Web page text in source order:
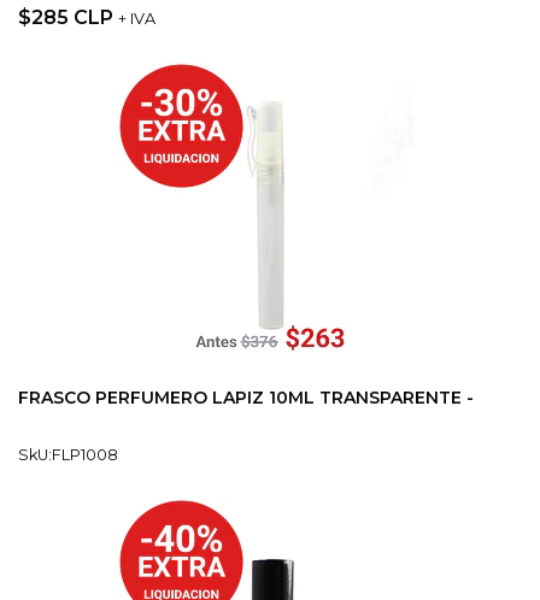
$285 CLP + IVA
FRASCO PERFUMERO LAPIZ 10ML TRANSPARENTE -
SkU:FLP1008